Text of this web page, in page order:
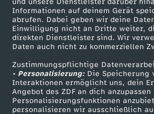
und unsere Dienstleister darüber
Informationen auf deinem Gerät
abrufen. Dabei geben wir deine
Einwilligung nicht an Dritte weiter,
direkten Dienstleister sind. Wir
Daten auch nicht zu kommerziellen
Zustimmungspflichtige
• Personalisierung:Die Speicherung
Interaktionen ermöglicht uns, dein
Angebot des ZDF an dich anzupassen
Personalisierungsfunktionen
personalisieren wir ausschließlich
a
s
b
r
e
ZDF-Apps
Smart TV
ZDFtext
Livestreams
Sendungen A-Z
TV-Programm
ZDFmitreden
Kontakt
Tickets
Hilfe